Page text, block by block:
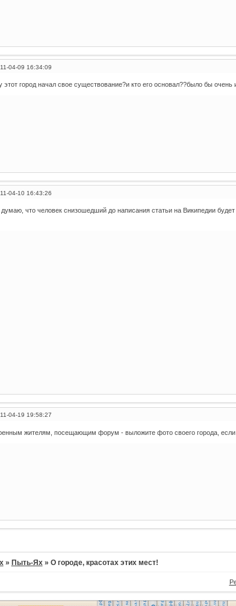
04-09 16:34:09
этот город начал свое существование?и кто его основал??было бы очень
04-10 16:43:26
что человек снизошедший до написания статьи на Википедии
04-19 19:58:27
жителям, посещающим форум - выложите фото своего города, если
» Пыть-Ях » О городе, красотах этих мест!